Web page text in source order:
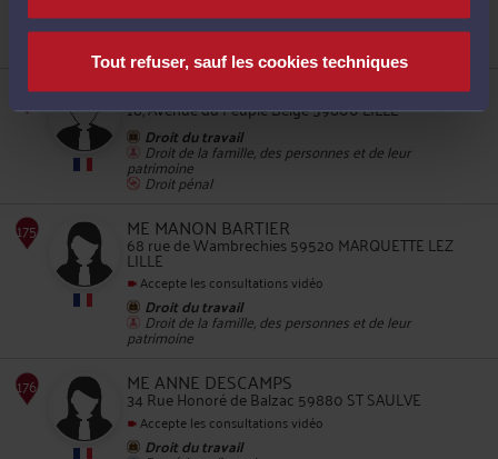
Tout refuser, sauf les cookies techniques
172
Droit de la famille, des personnes et de leur
patrimoine
ME ADRIEN CAREL
18, Avenue du Peuple Belge 59800 LILLE
Droit du travail
Droit de la famille, des personnes et de leur
patrimoine
Droit pénal
ME MANON BARTIER
68 rue de Wambrechies 59520 MARQUETTE LEZ
LILLE
Accepte les consultations vidéo
Droit du travail
Droit de la famille, des personnes et de leur
patrimoine
ME ANNE DESCAMPS
34 Rue Honoré de Balzac 59880 ST SAULVE
Accepte les consultations vidéo
Droit du travail